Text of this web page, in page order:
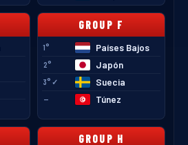
GROUP F
1° Países Bajos
2° Japón
3°✓ Suecia
— Túnez
GROUP H